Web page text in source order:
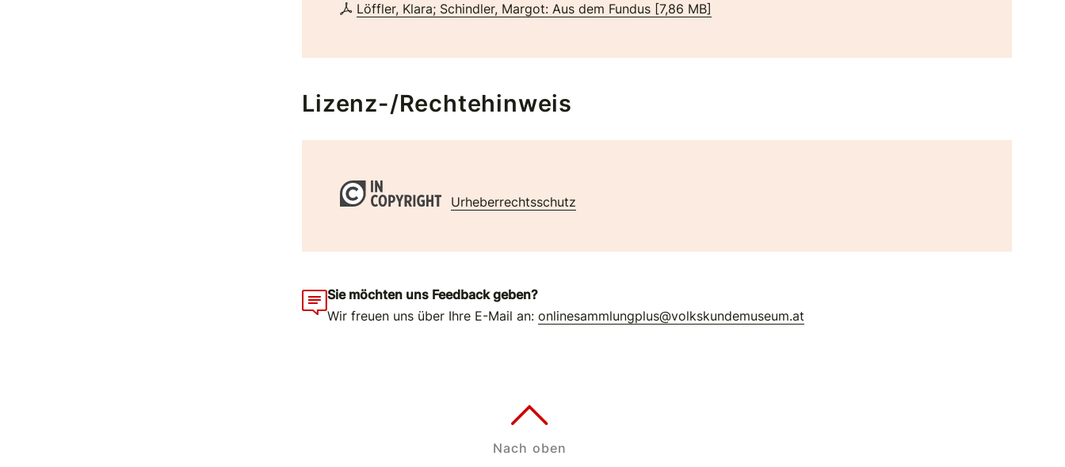
Löffler, Klara; Schindler, Margot: Aus dem Fundus [7,86 MB]
Lizenz-/Rechtehinweis
Urheberrechtsschutz
Sie möchten uns Feedback geben?
Wir freuen uns über Ihre E-Mail an:onlinesammlungplus@volkskundemuseum.at
Nach oben